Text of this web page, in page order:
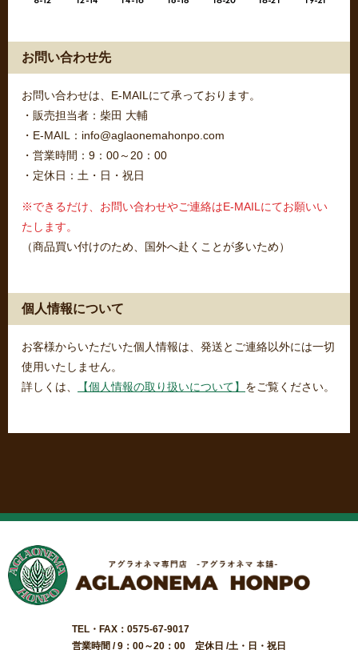
お問い合わせ先
お問い合わせは、E-MAILにて承っております。
・販売担当者：柴田 大輔
・E-MAIL：info@aglaonemahonpo.com
・営業時間：9：00～20：00
・定休日：土・日・祝日
※できるだけ、お問い合わせやご連絡はE-MAILにてお願いい
たします。
（商品買い付けのため、国外へ赴くことが多いため）
個人情報について
お客様からいただいた個人情報は、発送とご連絡以外には一切
使用いたしません。
詳しくは、
【個人情報の取り扱いについて】 をご覧ください。
TEL・FAX：0575-67-9017
営業時間 / 9：00～20：00 定休日 /土・日・祝日